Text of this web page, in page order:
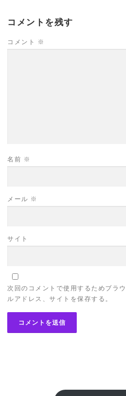
コメントを残す
コメント ※
名前 ※
メール ※
サイト
次回のコメントで使用するためブラ
ルアドレス、サイトを保存する。